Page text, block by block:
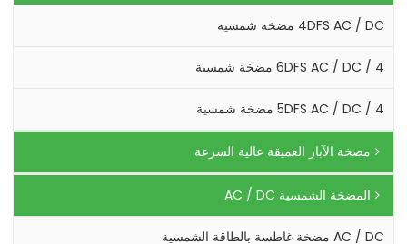
4DFS AC / DC مضخة شمسية
4 / 6DFS AC / DC مضخة شمسية
4 / 5DFS AC / DC مضخة شمسية
مضخة الآبار العميقة عالية السرعة
المضخة الشمسية AC / DC
AC / DC مضخة غاطسة بالطاقة الشمسية